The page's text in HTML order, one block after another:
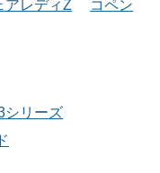
アレディZ
コペン
シリーズ